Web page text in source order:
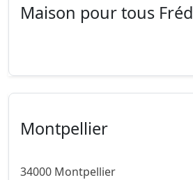
Maison pour tous
Montpellier
34000 Montpellier